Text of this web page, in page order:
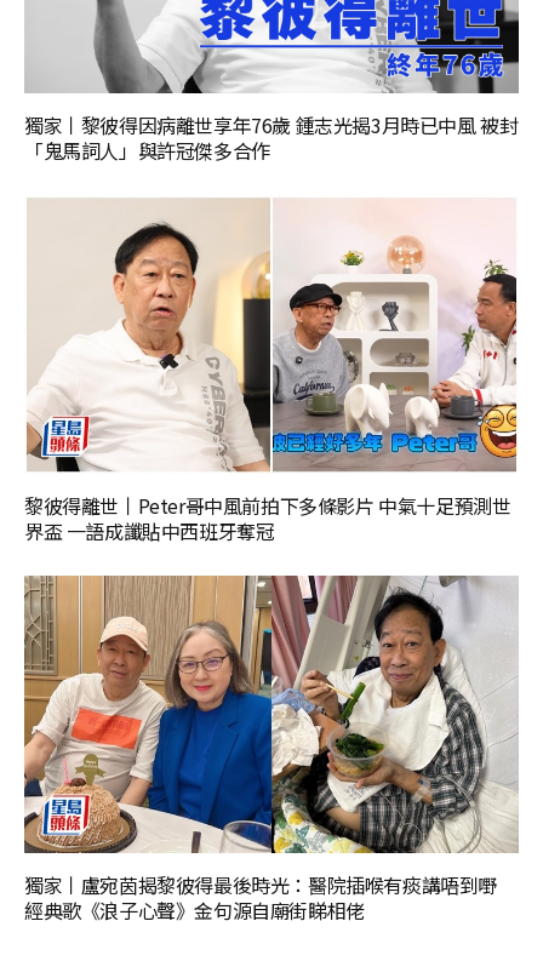
獨家丨黎彼得因病離世享年76歲 鍾志光揭3月時已中風 被封
「鬼馬詞人」與許冠傑多合作
黎彼得離世丨Peter哥中風前拍下多條影片 中氣十足預測世
界盃 一語成讖貼中西班牙奪冠
獨家丨盧宛茵揭黎彼得最後時光：醫院插喉有痰講唔到嘢
經典歌《浪子心聲》金句源自廟街睇相佬